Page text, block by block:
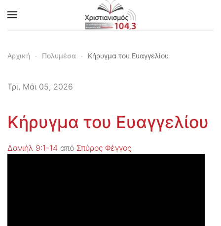
Skip to main content
Αρχική Πολυμέσα Κήρυγμα του Ευαγγελίου
Τρι, Μάι 05, 2026
Κήρυγμα του Ευαγγελίου
Δανιήλ 9:1-14 από Σπύρος Φέγγος